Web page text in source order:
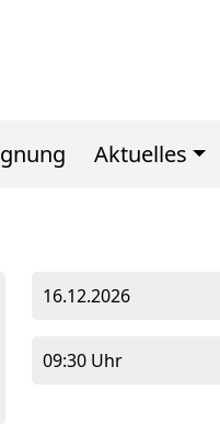
Aktuelles
16.12.2026
09:30 Uhr